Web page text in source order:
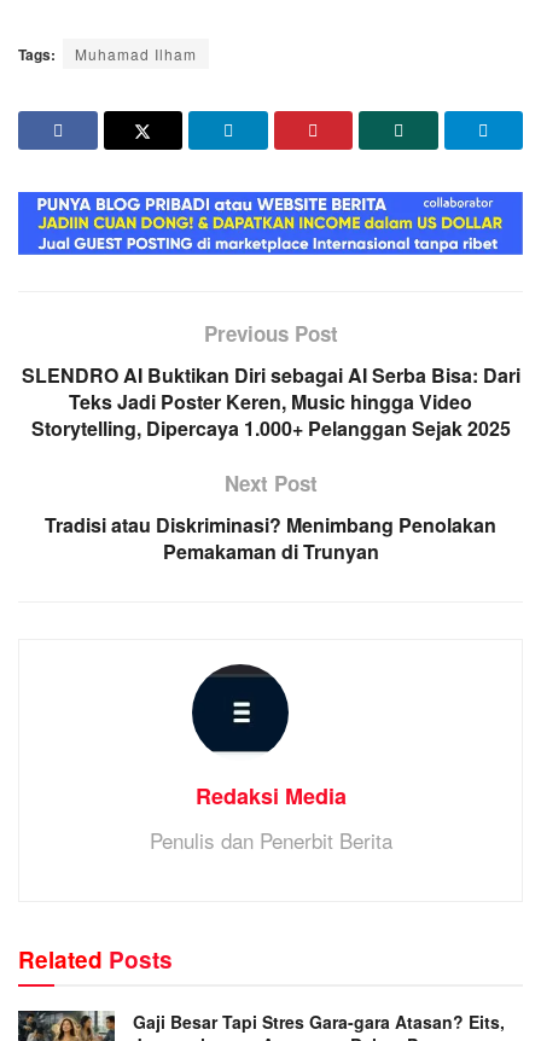
Tags: Muhamad Ilham
Previous Post
SLENDRO AI Buktikan Diri sebagai AI Serba Bisa: Dari
Teks Jadi Poster Keren, Music hingga Video
Storytelling, Dipercaya 1.000+ Pelanggan Sejak 2025
Next Post
Tradisi atau Diskriminasi? Menimbang Penolakan
Pemakaman di Trunyan
Redaksi Media
Penulis dan Penerbit Berita
Related Posts
Gaji Besar Tapi Stres Gara-gara Atasan? Eits,